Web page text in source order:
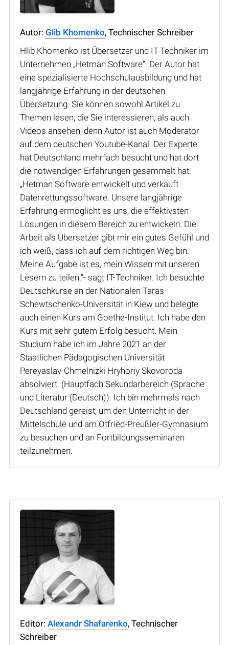
Autor: Glib Khomenko, Technischer Schreiber
Hlib Khomenko ist Übersetzer und IT-Techniker im
Unternehmen „Hetman Software“. Der Autor hat
eine spezialisierte Hochschulausbildung und hat
langjährige Erfahrung in der deutschen
Übersetzung. Sie können sowohl Artikel zu
Themen lesen, die Sie interessieren, als auch
Videos ansehen, denn Autor ist auch Moderator
auf dem deutschen Youtube-Kanal. Der Experte
hat Deutschland mehrfach besucht und hat dort
die notwendigen Erfahrungen gesammelt hat.
„Hetman Software entwickelt und verkauft
Datenrettungssoftware. Unsere langjährige
Erfahrung ermöglicht es uns, die effektivsten
Lösungen in diesem Bereich zu entwickeln. Die
Arbeit als Übersetzer gibt mir ein gutes Gefühl und
ich weiß, dass ich auf dem richtigen Weg bin.
Meine Aufgabe ist es, mein Wissen mit unseren
Lesern zu teilen.“- sagt IT-Techniker. Ich besuchte
Deutschkurse an der Nationalen Taras-
Schewtschenko-Universität in Kiew und belegte
auch einen Kurs am Goethe-Institut. Ich habe den
Kurs mit sehr gutem Erfolg besucht. Mein
Studium habe ich im Jahre 2021 an der
Staatlichen Pädagogischen Universität
Pereyaslav-Chmelnizki Hryhoriy Skovoroda
absolviert. (Hauptfach:Sekundarbereich (Sprache
und Literatur (Deutsch)). Ich bin mehrmals nach
Deutschland gereist, um den Unterricht in der
Mittelschule und am Otfried-Preußler-Gymnasium
zu besuchen und an Fortbildungsseminaren
teilzunehmen.
Editor: Alexandr Shafarenko, Technischer
Schreiber